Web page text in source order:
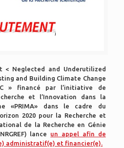
< Neglected and Underutilized
and Building Climate Change
» financé par l’initiative de
et l’Innovation dans la
«PRIMA» dans le cadre du
2020 pour la Recherche et
de la Recherche en Génie
lance un appel afin de
administratif(e) et financier(е).